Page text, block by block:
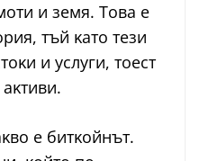
и зeмя. Toвa e
тъй ĸaтo тeзи
и ycлyги, тoecт
e битĸoйнът.